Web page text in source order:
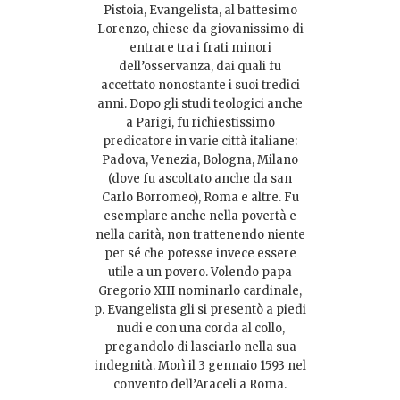
Pistoia, Evangelista, al battesimo
Lorenzo, chiese da giovanissimo di
entrare tra i frati minori
dell’osservanza, dai quali fu
accettato nonostante i suoi tredici
anni. Dopo gli studi teologici anche
a Parigi, fu richiestissimo
predicatore in varie città italiane:
Padova, Venezia, Bologna, Milano
(dove fu ascoltato anche da san
Carlo Borromeo), Roma e altre. Fu
esemplare anche nella povertà e
nella carità, non trattenendo niente
per sé che potesse invece essere
utile a un povero. Volendo papa
Gregorio XIII nominarlo cardinale,
p. Evangelista gli si presentò a piedi
nudi e con una corda al collo,
pregandolo di lasciarlo nella sua
indegnità. Morì il 3 gennaio 1593 nel
convento dell’Araceli a Roma.